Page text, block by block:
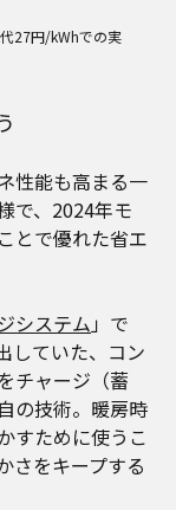
27円/kWhでの実
性能も高まる一
で、2024年モ
とで優れた省エ
システム」で
していた、コン
チャージ（蓄
の技術。暖房時
すために使うこ
さをキープする